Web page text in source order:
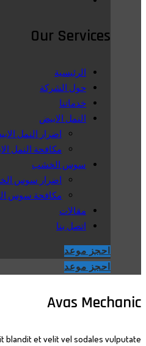
Our Services
الرئيسية
حول الشركة
خدماتنا
النمل الابيض
اضرار النمل
مكافحة النمل
سوس الخشب
اضرار سوس
مكافحة سوس
مقالات
اتصل بنا
احجز موعد
احجز موعد
Avas Mechanic
blandit et velit vel sodales vulputate